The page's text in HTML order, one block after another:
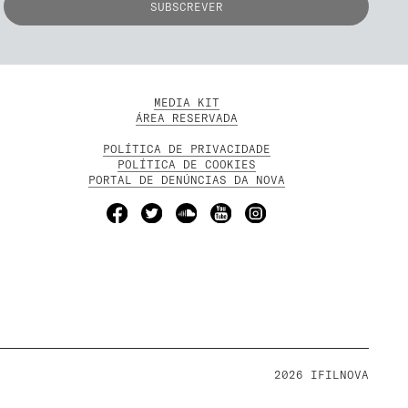
MEDIA KIT
ÁREA RESERVADA
POLÍTICA DE PRIVACIDADE
POLÍTICA DE COOKIES
PORTAL DE DENÚNCIAS DA NOVA
2026 IFILNOVA